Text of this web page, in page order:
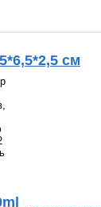
см